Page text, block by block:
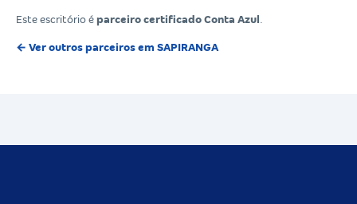
Este escritório é parceiro certificado Conta Azul
← Ver outros parceiros em SAPIRANGA